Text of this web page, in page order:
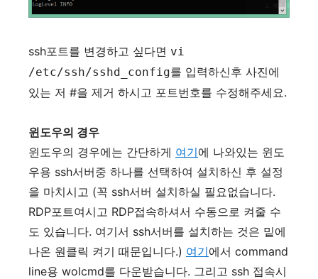
ssh포트를 변경하고 싶다면 vi
/etc/ssh/sshd_config를 입력하신후 사진에
있는 저 #을 제거 하시고 포트번호를 수정해주세요.
윈도우의 경우
윈도우의 경우에는 간단하게 여기에 나와있는 윈도
우용 ssh서버중 하나를 선택하여 설치하신 후 설정
을 마치시고 (꼭 ssh서버 설치하실 필요없습니다.
RDP포트여시고 RDP접속하셔서 수동으로 켜줄 수
도 있습니다. 여기서 ssh서버를 설치하는 것은 밑에
나온 원클릭 켜기 때문입니다.) 여기에서 command
line용 wolcmd를 다운받습니다. 그리고 ssh 접속시